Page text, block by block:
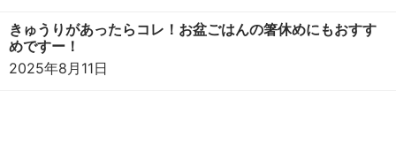
きゅうりがあったらコレ！お盆ごはんの箸休めにもおすす
めですー！
2025年8月11日